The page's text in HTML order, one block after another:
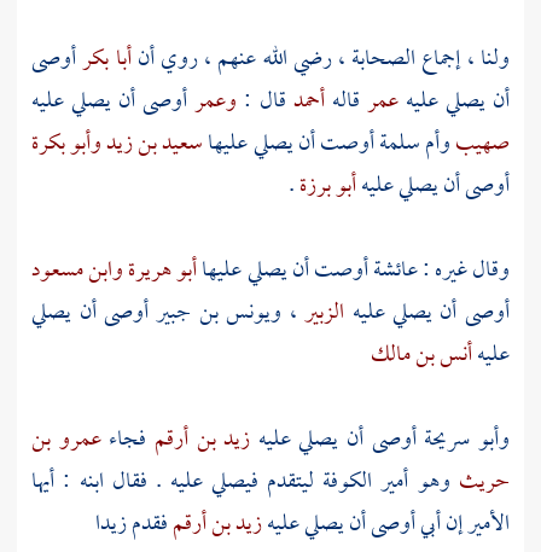
ولنا ، إجماع الصحابة ، رضي الله عنهم ، روي أنأبا بكرأوصى
أن يصلي عليهعمرقالهأحمدقال : وعمرأوصى أن يصلي عليه
صهيبوأم سلمةأوصت أن يصلي عليهاسعيد بن زيدوأبو بكرة
أوصى أن يصلي عليهأبو برزة.
وقال غيره :عائشةأوصت أن يصلي عليهاأبو هريرةوابن مسعود
أوصى أن يصلي عليه الزبير، ويونس بن جبيرأوصى أن يصلي
عليهأنس بن مالك
وأبو سريحةأوصى أن يصلي عليه زيد بن أرقم فجاءعمرو بن
حريث وهو أمير الكوفة ليتقدم فيصلي عليه . فقال ابنه : أيها
الأمير إن أبي أوصى أن يصلي عليهزيد بن أرقمفقدمزيدا